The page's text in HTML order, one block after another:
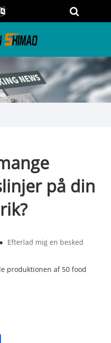
på din
● Efterlad mig en besked
produktionen af ​​50 food